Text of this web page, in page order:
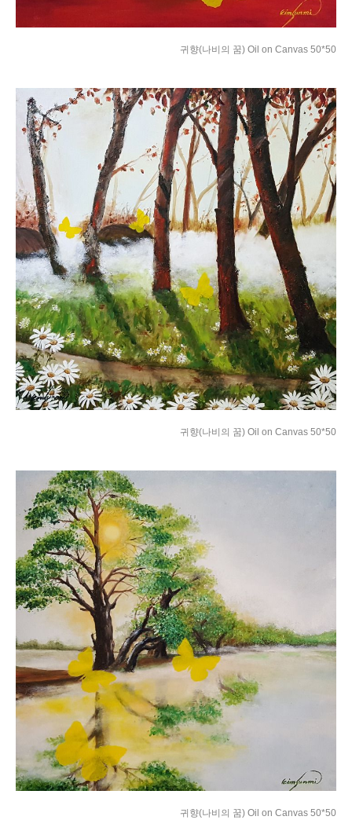
귀향(나비의 꿈) Oil on Canvas 50*50
귀향(나비의 꿈) Oil on Canvas 50*50
귀향(나비의 꿈) Oil on Canvas 50*50